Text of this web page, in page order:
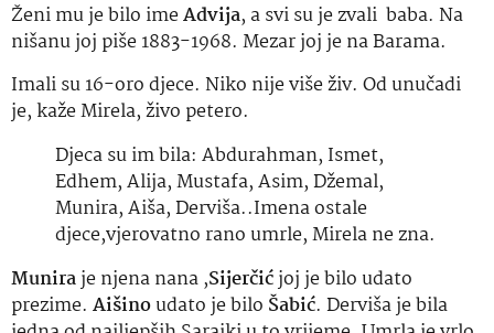
Ženi mu je bilo imeAdvija, a svi su je zvali baba. Na
nišanu joj piše 1883-1968. Mezar joj je na Barama.
Imali su 16-oro djece. Niko nije više živ. Od unučadi
je, kaže Mirela, živo petero.
Djeca su im bila: Abdurahman, Ismet,
Edhem, Alija, Mustafa, Asim, Džemal,
Munira, Aiša, Derviša..Imena ostale
djece,vjerovatno rano umrle, Mirela ne zna.
Muniraje njena nana ,Sijerčićjoj je bilo udato
prezime. Aišinoudato je bilo Šabić. Derviša je bila